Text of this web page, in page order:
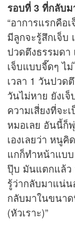
รอบที่ 3 ที่กลับม
“อาการแรกคือ
มีลูกจะรู้สึกเจ็บ
ปวดตึงธรรมดา
เจ็บแบบจี๊ดๆ ไ
เวลา 1 วันปว
วันไม่หาย ยังเ
ความเสี่ยงที่จะ
หมอเลย อันนี้ก็
เองเลยว่า หนู
แกก็ทำหน้าแบ
ปุ๊บ มันแตกแล้ว
รู้ว่ากลับมาแน่
กลับมาในขนา
(หัวเราะ)”